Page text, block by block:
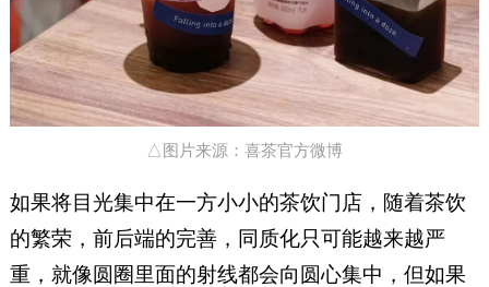
△图片来源：喜茶官方微博
如果将目光集中在一方小小的茶饮门店，随着茶饮
的繁荣，前后端的完善，同质化只可能越来越严
重，就像圆圈里面的射线都会向圆心集中，但如果